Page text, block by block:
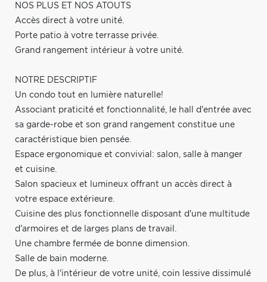
NOS PLUS ET NOS ATOUTS
Accès direct à votre unité.
Porte patio à votre terrasse privée.
Grand rangement intérieur à votre unité.
NOTRE DESCRIPTIF
Un condo tout en lumière naturelle!
Associant praticité et fonctionnalité, le hall d'entrée avec
sa garde-robe et son grand rangement constitue une
caractéristique bien pensée.
Espace ergonomique et convivial: salon, salle à manger
et cuisine.
Salon spacieux et lumineux offrant un accès direct à
votre espace extérieure.
Cuisine des plus fonctionnelle disposant d'une multitude
d'armoires et de larges plans de travail.
Une chambre fermée de bonne dimension.
Salle de bain moderne.
De plus, à l'intérieur de votre unité, coin lessive dissimulé